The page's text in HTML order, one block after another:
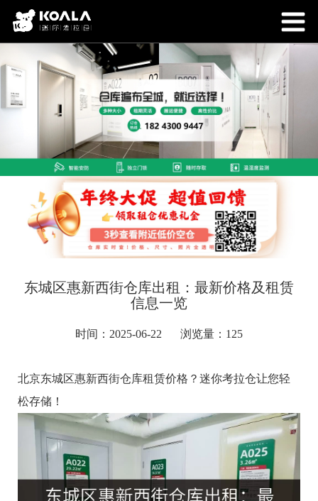
东城区惠新西街仓库出租：最新价格及租赁
信息一览
时间：2025-06-22 浏览量：125
北京东城区惠新西街仓库租赁价格？迷你考拉仓让您轻
松存储！